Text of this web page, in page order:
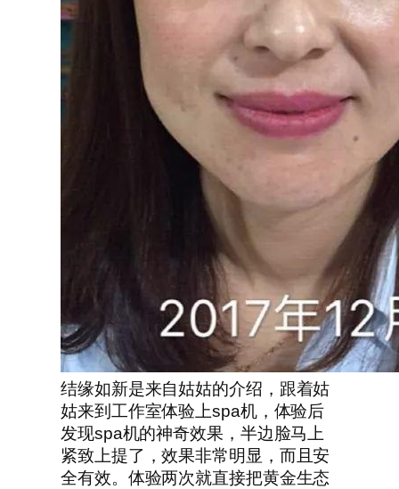
结缘如新是来自姑姑的介绍，跟着姑
姑来到工作室体验上spa机，体验后
发现spa机的神奇效果，半边脸马上
紧致上提了，效果非常明显，而且安
全有效。体验两次就直接把黄金生态